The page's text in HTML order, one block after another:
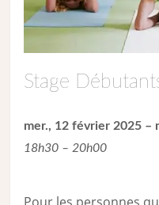
Stage
mer., 12 février 2025 –
18h30 – 20h00